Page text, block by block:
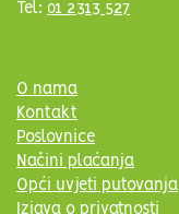
Tel: 01 2313 527
O nama
Kontakt
Poslovnice
Načini plaćanja
Opći uvjeti putovanja
Izjava o privatnosti